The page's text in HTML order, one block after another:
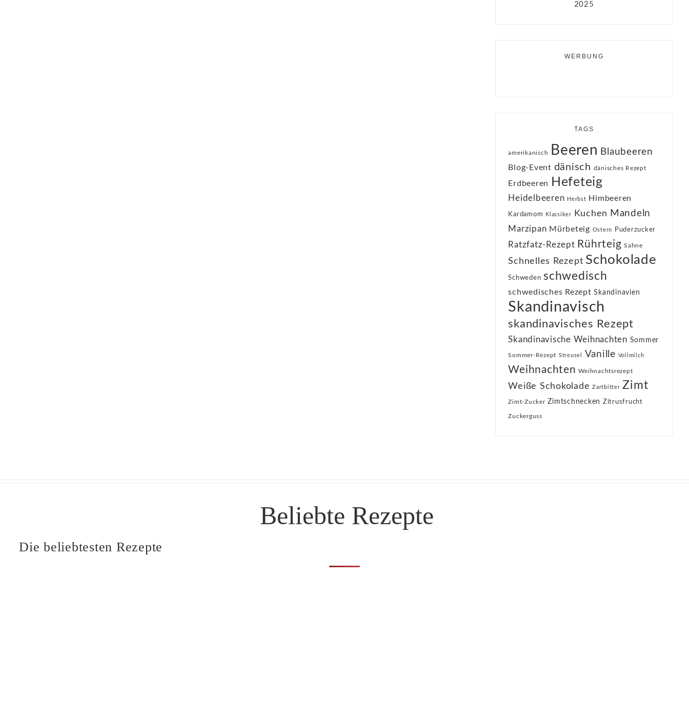
2025
WERBUNG
TAGS
amerikanisch Beeren Blaubeeren
Blog-Event dänisch dänisches Rezept
Erdbeeren Hefeteig
Heidelbeeren Herbst Himbeeren
Kardamom Klassiker Kuchen Mandeln
Marzipan Mürbeteig Ostern Puderzucker
Ratzfatz-Rezept Rührteig Sahne
Schnelles Rezept Schokolade
Schweden schwedisch
schwedisches Rezept Skandinavien
Skandinavisch
skandinavisches Rezept
Skandinavische Weihnachten Sommer
Sommer-Rezept Streusel Vanille Vollmilch
Weihnachten Weihnachtsrezept
Weiße Schokolade Zartbitter Zimt
Zimt-Zucker Zimtschnecken Zitrusfrucht
Zuckerguss
Beliebte Rezepte
Die beliebtesten Rezepte